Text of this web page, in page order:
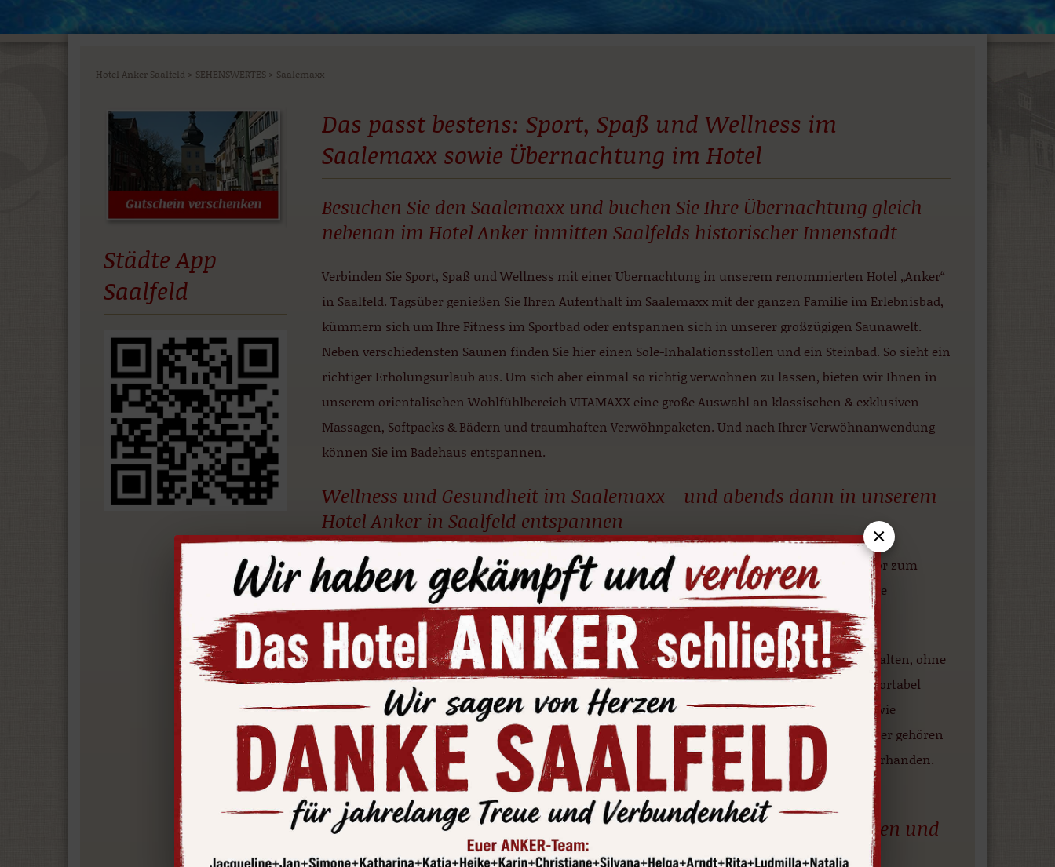
Hotel Anker Saalfeld > SEHENSWERTES > Saalemaxx
Das passt bestens: Sport, Spaß und Wellness im
Saalemaxx sowie Übernachtung im Hotel
Besuchen Sie den Saalemaxx und buchen Sie Ihre Übernachtung gleich
nebenan im Hotel Anker inmitten Saalfelds historischer Innenstadt
Verbinden Sie Sport, Spaß und Wellness mit einer Übernachtung in unserem renommierten Hotel „Anker“
in Saalfeld. Tagsüber genießen Sie Ihren Aufenthalt im Saalemaxx mit der ganzen Familie im Erlebnisbad,
kümmern sich um Ihre Fitness im Sportbad oder entspannen sich in unserer großzügigen Saunawelt.
Neben verschiedensten Saunen finden Sie hier einen Sole-Inhalationsstollen und ein Steinbad. So sieht ein
richtiger Erholungsurlaub aus. Um sich aber einmal so richtig verwöhnen zu lassen, bieten wir Ihnen in
unserem orientalischen Wohlfühlbereich VITAMAXX eine große Auswahl an klassischen & exklusiven
Massagen, Softpacks & Bädern und traumhaften Verwöhnpaketen. Und nach Ihrer Verwöhnanwendung
können Sie im Badehaus entspannen.
Wellness und Gesundheit im Saalemaxx – und abends dann in unserem
Hotel Anker in Saalfeld entspannen
Abends heißen wir Sie dann willkommen gleich nebenan in Saalfeld – dem wunderschönen Tor zum
Thüringer Wald. Wir bieten Ihnen 10 Minuten vom Saalemaxx ein hochklassige und angenehme
Übernachtung und verträumtes, historisches Flair in unserem Hotel.
Unser Hotel wird Sie begeistern, denn mit viel Liebe zum Detail wurde die alte Bausubstanz erhalten, ohne
in den Zimmern auf modernen Standard zu verzichten. Übernachten Sie in einem von 51 komfortabel
eingerichteten Zimmern. Jedes mit seiner individuellen Note, mit so wohlklingenden Namen wie
“Kurfürstenzimmer” und passendem Interieur. Zur Ausstattung der Einzel- sowie Doppelzimmer gehören
Bad/Dusche, WC, Selbstwahltelefon, Farbfernseher und Fön. Ebenso sind Parkmöglichkeiten vorhanden.
Planen Sie Ihre Übernachtung in Saalfeld mit uns. Wir beraten Sie gern.
Alles was Ihr Urlaub braucht: Natur erleben, Saunawelten genießen und
Kultur entdecken
Städte App
Saalfeld
×